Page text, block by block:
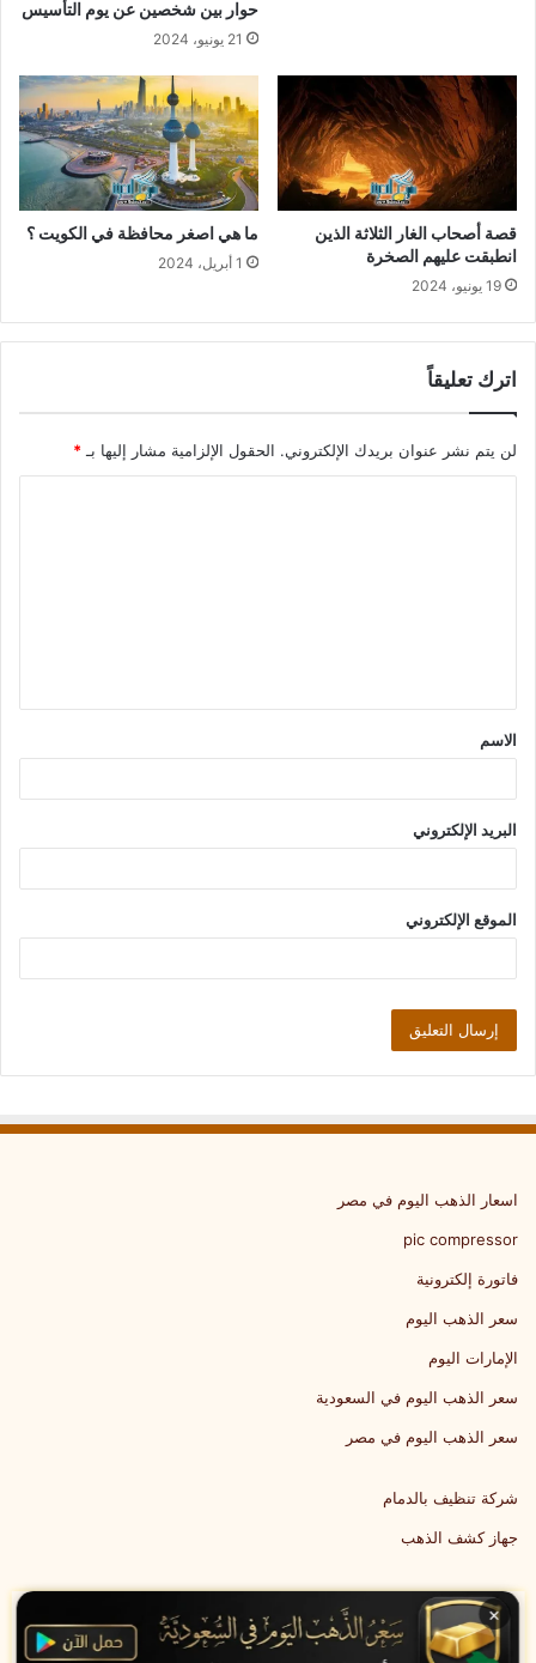
حوار بين شخصين عن يوم التأسيس
21 يونيو، 2024
قصة أصحاب الغار الثلاثة الذين
انطبقت عليهم الصخرة
19 يونيو، 2024
ما هي اصغر محافظة في الكويت ؟
1 أبريل، 2024
اترك تعليقاً
لن يتم نشر عنوان بريدك الإلكتروني. الحقول الإلزامية مشار إليها بـ *
ق
*
الاسم
البريد الإلكتروني
الموقع الإلكتروني
×
اسعار الذهب اليوم في مصر
pic compressor
فاتورة إلكترونية
سعر الذهب اليوم
الإمارات اليوم
سعر الذهب اليوم في السعودية
سعر الذهب اليوم في مصر
شركة تنظيف بالدمام
جهاز كشف الذهب